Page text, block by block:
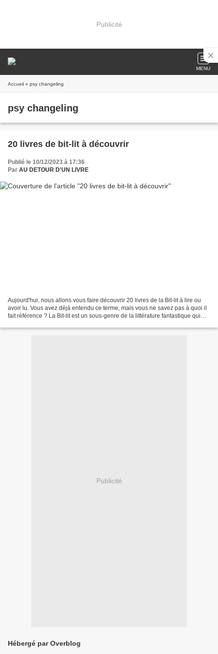
Publicité
MENU
Accueil » psy changeling
psy changeling
20 livres de bit-lit à découvrir
Publié le 10/12/2023 à 17:36
Par AU DETOUR D'UN LIVRE
Aujourd'hui, nous allons vous faire découvrir 20 livres de la Bit-lit à lire ou
avoir lu. Vous avez déjà entendu ce terme, mais vous ne savez pas à quoi il
fait référence ? La Bit-lit est un sous-genre de la littérature fantastique qui
Publicité
Hébergé par Overblog